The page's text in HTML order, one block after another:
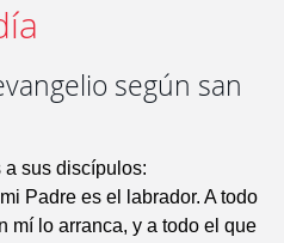
según san
a sus discípulos:
Padre es el labrador. A todo
mí lo arranca, y a todo el que